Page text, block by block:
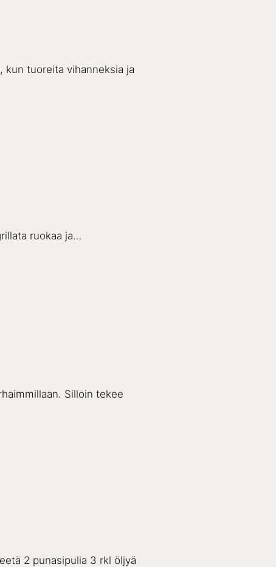
kun tuoreita vihanneksia ja
ruokaa ja…
Silloin tekee
2 punasipulia 3 rkl öljyä